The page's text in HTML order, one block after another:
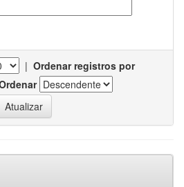
| Ordenar registros por